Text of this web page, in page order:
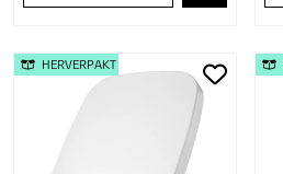
HERVERPAKT